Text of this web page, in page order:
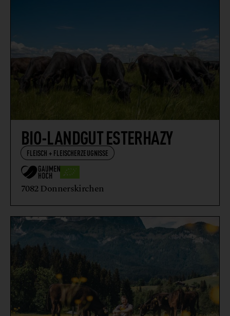
BIO-LANDGUT ESTERHAZY
FLEISCH + FLEISCHERZEUGNISSE
7082 Donnerskirchen